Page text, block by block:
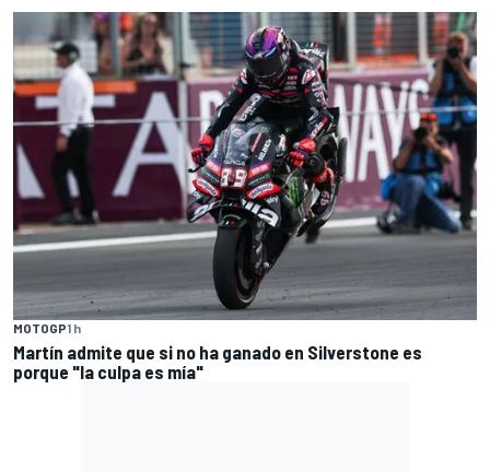
MOTOGP1 h
Martín admite que si no ha ganado en Silverstone es
porque "la culpa es mía"